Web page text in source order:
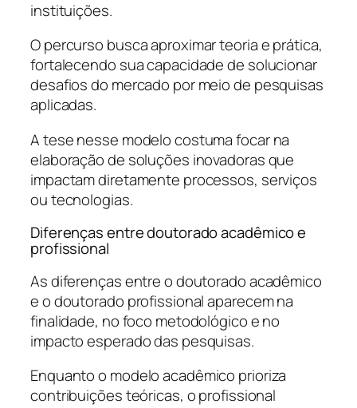
instituições.
O percurso busca aproximar teoria e prática,
fortalecendo sua capacidade de solucionar
desafios do mercado por meio de pesquisas
aplicadas.
A tese nesse modelo costuma focar na
elaboração de soluções inovadoras que
impactam diretamente processos, serviços
ou tecnologias.
Diferenças entre doutorado acadêmico e
profissional
As diferenças entre o doutorado acadêmico
e o doutorado profissional aparecem na
finalidade, no foco metodológico e no
impacto esperado das pesquisas.
Enquanto o modelo acadêmico prioriza
contribuições teóricas, o profissional